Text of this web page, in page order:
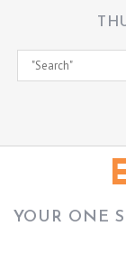
YOUR ONE